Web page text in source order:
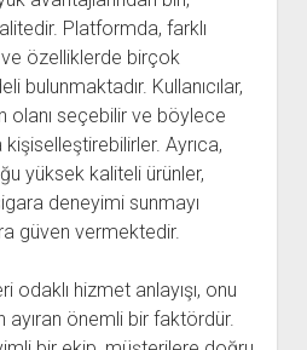
Platformda, farklı
özelliklerde birçok
bulunmaktadır. Kullanıcılar,
olanı seçebilir ve böylece
Ayrıca,
yüksek kaliteli ürünler,
deneyimi sunmayı
güven vermektedir.
odaklı hizmet anlayışı, onu
önemli bir faktördür.